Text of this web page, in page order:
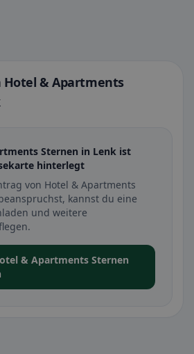
Hotel & Apartments
Sternen in Lenk ist
hinterlegt
von Hotel & Apartments
kannst du eine
und weitere
& Apartments Sternen